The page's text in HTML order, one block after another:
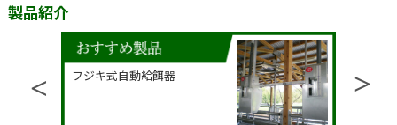
製品紹介
< フジキ式自動給餌器 >